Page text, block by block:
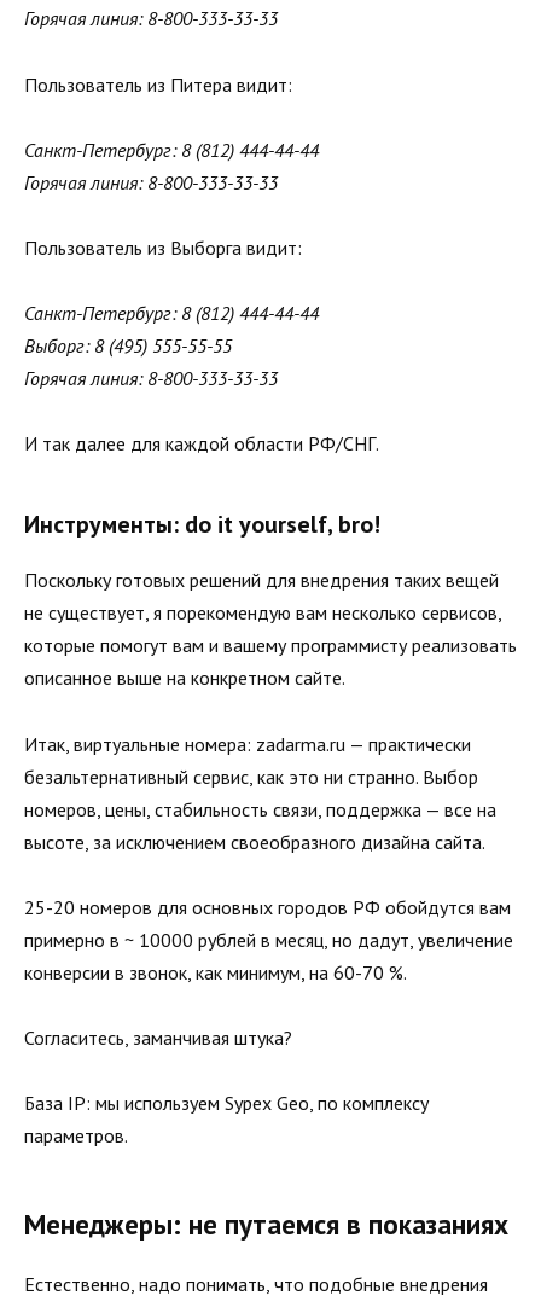
Горячая линия: 8-800-333-33-33
Пользователь из Питера видит:
Санкт-Петербург: 8 (812) 444-44-44
Горячая линия: 8-800-333-33-33
Пользователь из Выборга видит:
Санкт-Петербург: 8 (812) 444-44-44
Выборг: 8 (495) 555-55-55
Горячая линия: 8-800-333-33-33
И так далее для каждой области РФ/СНГ.
Инструменты: do it yourself, bro!
Поскольку готовых решений для внедрения таких вещей
не существует, я порекомендую вам несколько сервисов,
которые помогут вам и вашему программисту реализовать
описанное выше на конкретном сайте.
Итак, виртуальные номера: zadarma.ru — практически
безальтернативный сервис, как это ни странно. Выбор
номеров, цены, стабильность связи, поддержка — все на
высоте, за исключением своеобразного дизайна сайта.
25-20 номеров для основных городов РФ обойдутся вам
примерно в ~ 10000 рублей в месяц, но дадут, увеличение
конверсии в звонок, как минимум, на 60-70 %.
Согласитесь, заманчивая штука?
База IP: мы используем Sypex Geo, по комплексу
параметров.
Менеджеры: не путаемся в показаниях
Естественно, надо понимать, что подобные внедрения